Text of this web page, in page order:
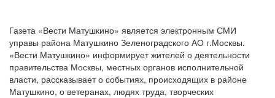
Газета «Вести Матушкино» является электронным СМИ
управы района Матушкино Зеленоградского АО г.Москвы.
«Вести Матушкино» информирует жителей о деятельности
правительства Москвы, местных органов исполнительной
власти, рассказывает о событиях, происходящих в районе
Матушкино, о ветеранах, людях труда, творческих